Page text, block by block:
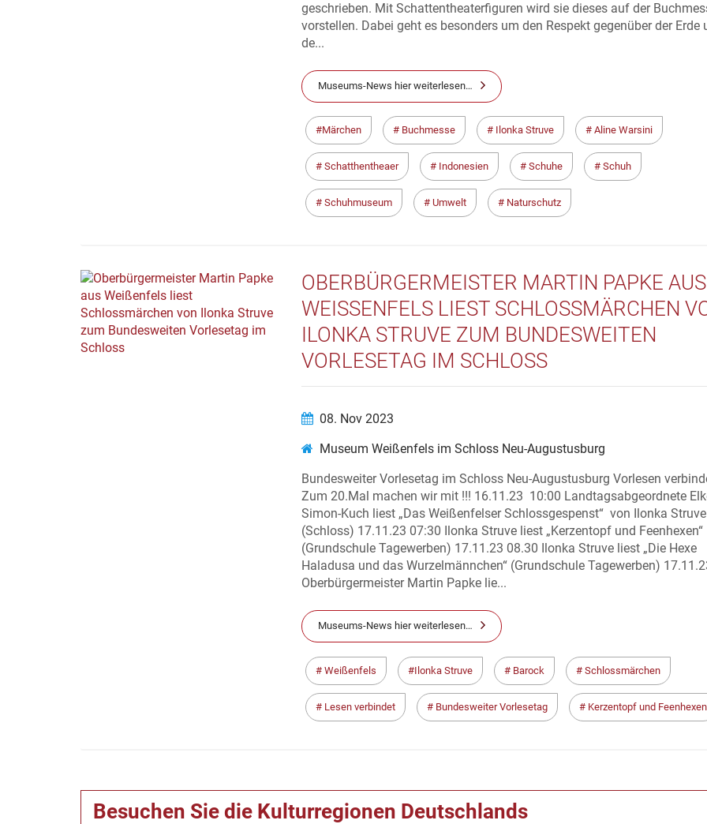
geschrieben. Mit Schattentheaterfiguren wird sie dieses auf der
vorstellen. Dabei geht es besonders um den Respekt gegenüber der Erde
de...
Museums-News hier weiterlesen…
Märchen Buchmesse Ilonka Struve Aline Warsini
Schatthentheaer Indonesien Schuhe Schuh
Schuhmuseum Umwelt Naturschutz
OBERBÜRGERMEISTER MARTIN PAPKE AUS
WEISSENFELS LIEST SCHLOSSMÄRCHEN
LONKA STRUVE ZUM BUNDESWEITEN V
ORLESETAG IM SCHLOSS
08. Nov 2023
Museum Weißenfels im Schloss Neu-Augustusburg
Bundesweiter Vorlesetag im Schloss Neu-Augustusburg Vorlesen
Zum 20.Mal machen wir mit !!! 16.11.23 10:00 Landtagsabgeordnete
Simon-Kuch liest „Das Weißenfelser Schlossgespenst“ von
(Schloss) 17.11.23 07:30 Ilonka Struve liest „Kerzentopf und Feenhexen“
(Grundschule Tagewerben) 17.11.23 08.30 Ilonka Struve liest „Die Hexe
Haladusa und das Wurzelmännchen“ (Grundschule Tagewerben)
Oberbürgermeister Martin Papke lie...
Museums-News hier weiterlesen…
Weißenfels Ilonka Struve Barock Schlossmärchen
Lesen verbindet Bundesweiter Vorlesetag Kerzentopf und Feenhexen
Besuchen Sie die Kulturregionen Deutschlands